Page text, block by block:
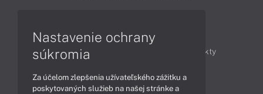
Články
Obchodné informácie
Produkty
Nastavenie ochrany
súkromia
Za účelom zlepšenia užívateľského zážitku a
poskytovaných služieb na našej stránke a